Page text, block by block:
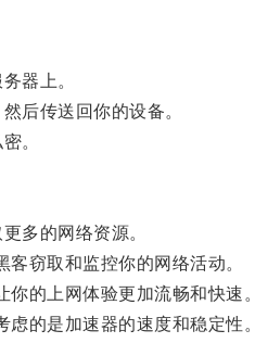
器上。
后传送回你的设备。
。
多的网络资源。
窃取和监控你的网络活动。
的上网体验更加流畅和快速。
的是加速器的速度和稳定性。